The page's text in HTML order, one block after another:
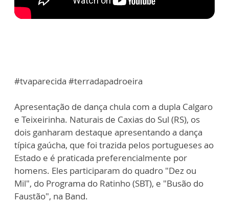
#tvaparecida #terradapadroeira
Apresentação de dança chula com a dupla Calgaro
e Teixeirinha. Naturais de Caxias do Sul (RS), os
dois ganharam destaque apresentando a dança
típica gaúcha, que foi trazida pelos portugueses ao
Estado e é praticada preferencialmente por
homens. Eles participaram do quadro "Dez ou
Mil", do Programa do Ratinho (SBT), e "Busão do
Faustão", na Band.